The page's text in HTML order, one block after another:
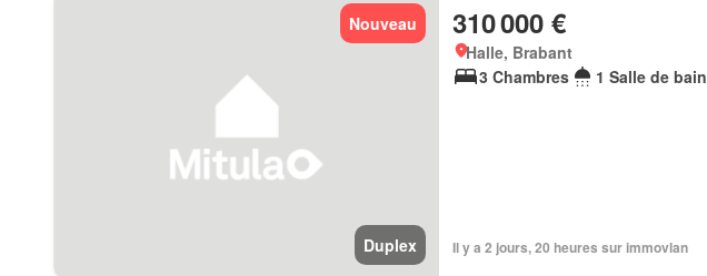
Nouveau
Duplex
310 000 €
Halle, Brabant
3 Chambres
1 Salle de bain
Il y a 2 jours, 20 heures sur immovlan